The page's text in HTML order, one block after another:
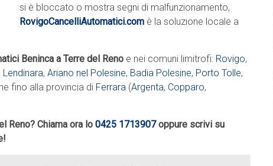
si è bloccato o mostra segni di malfunzionamento,
RovigoCancelliAutomatici.com è la soluzione locale a
Beninca a Terre del Reno e nei comuni limitrofi: Rovigo,
Lendinara, Ariano nel Polesine, Badia Polesine, Porto Tolle,
fino alla provincia di Ferrara (Argenta, Copparo,
Reno? Chiama ora lo 0425 1713907oppure scrivi su